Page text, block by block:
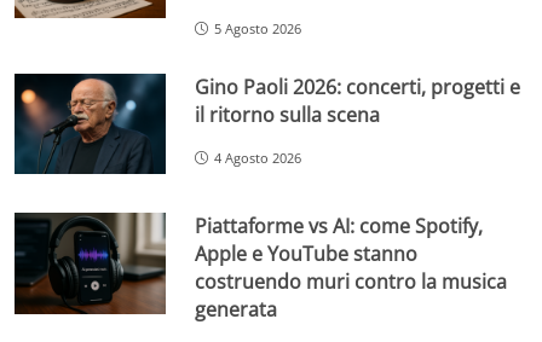
5 Agosto 2026
Gino Paoli 2026: concerti, progetti e
il ritorno sulla scena
4 Agosto 2026
Piattaforme vs AI: come Spotify,
Apple e YouTube stanno
costruendo muri contro la musica
generata